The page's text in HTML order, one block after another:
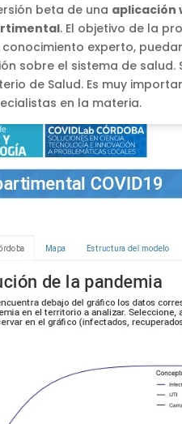
beta de una aplicación
. El objetivo de la
experto,
sobre el sistema de
de Salud. Es muy
en la materia.